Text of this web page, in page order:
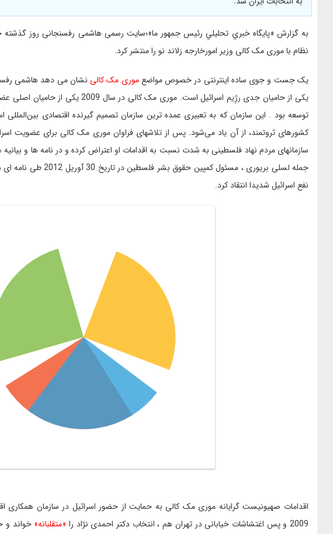
به گزارش «پايگاه خبري تحليلي رئيس جمهور ما»؛سایت رسمی هاشمی رفسنجانی روز
نظام با موری مک کالی وزیر امورخارجه زلاند نو را منتشر کرد.
یک جست و جوی ساده اینترنتی در خصوص مواضعموری مک کالینشان می دهد هاشمی
یکی از حامیان جدی رژِیم اسرائیل است. موری
توسعه بود . این سازمان که به تعبیری عمده ترین سازمان تصمیم گیرنده اقتصادی
کشورهای ثروتمند، از آن یاد می‌شود. پس از تلاشهای فراوان موری مک کالی برای عضویت
سازمانهای مردم نهاد فلسطینی به شدت نسبت به اقدامات او اعتراض کرده و در نامه ها و بیانیه
جمله لسلی بریوری ، مسئول
نفع اسرائیل شدیدا انتقاد کرد.
اقدامات صهیونیست گرایانه موری مک کالی به حمایت از حضور اسرائیل در سازمان
2009 و پس اغتشاشات خیابانی در تهران هم ، انتخاب دکتر احمدی نژاد را
«متقلبانه» خواند و